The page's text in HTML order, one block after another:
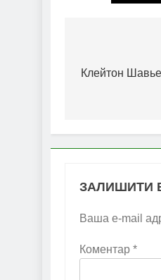
записів
Клейтон
ЗАЛИШИТИ
Ваша e-mail
Коментар *